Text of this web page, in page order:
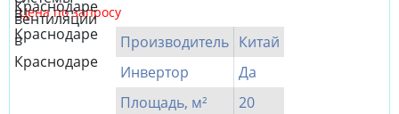
Цена по запросу
Производитель Китай
Инвертор
Да
Площадь, м²
20